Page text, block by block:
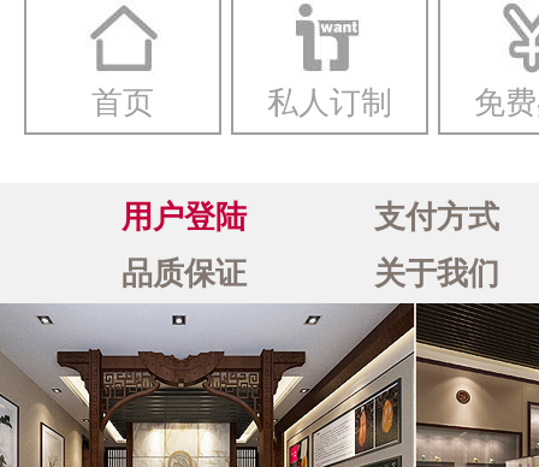
首页 私人订制 免
用户登陆
支付方式
品质保证
关于我们